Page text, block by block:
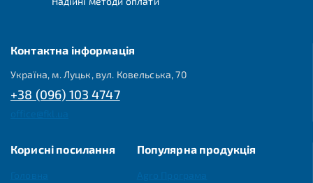
Контактна інформація
Україна, м. Луцьк, вул. Ковельська, 70
+38 (096) 103 4747
Корисні посилання Популярна продукція